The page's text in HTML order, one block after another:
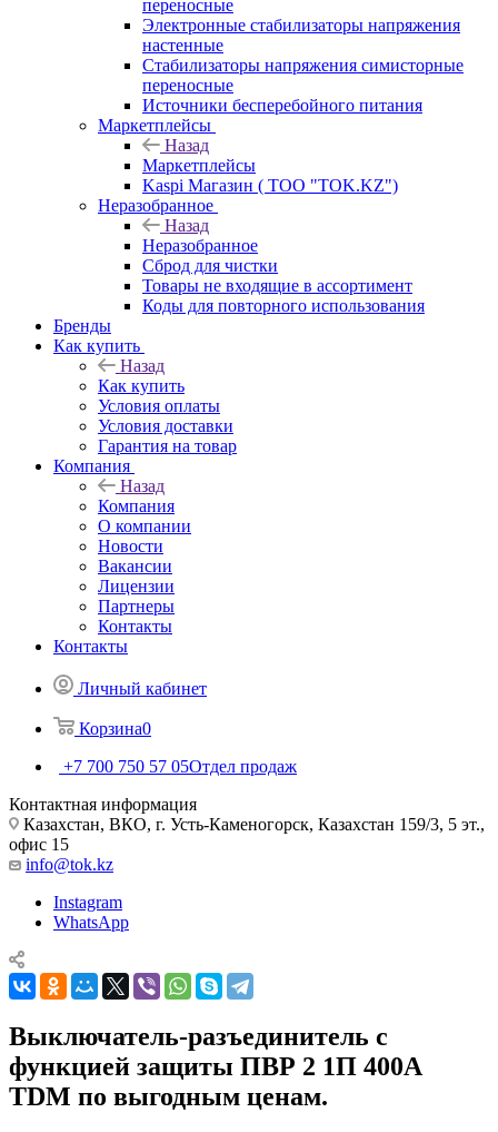
переносные
Электронные стабилизаторы напряжения
настенные
Стабилизаторы напряжения симисторные
переносные
Источники бесперебойного питания
Маркетплейсы
Назад
Маркетплейсы
Kaspi Магазин ( ТОО "TOK.KZ")
Неразобранное
Назад
Неразобранное
Сброд для чистки
Товары не входящие в ассортимент
Коды для повторного использования
Бренды
Как купить
Назад
Как купить
Условия оплаты
Условия доставки
Гарантия на товар
Компания
Назад
Компания
О компании
Новости
Вакансии
Лицензии
Партнеры
Контакты
Контакты
Личный кабинет
Корзина0
+7 700 750 57 05Отдел продаж
Контактная информация
Казахстан, ВКО, г. Усть-Каменогорск, Казахстан 159/3, 5 эт.,
офис 15
info@tok.kz
Instagram
WhatsApp
Выключатель-разъединитель с
функцией защиты ПВР 2 1П 400A
TDM по выгодным ценам.